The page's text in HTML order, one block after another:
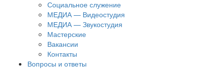
Социальное служение
МЕДИА — Видеостудия
МЕДИА — Звукостудия
Мастерские
Вакансии
Контакты
Вопросы и ответы